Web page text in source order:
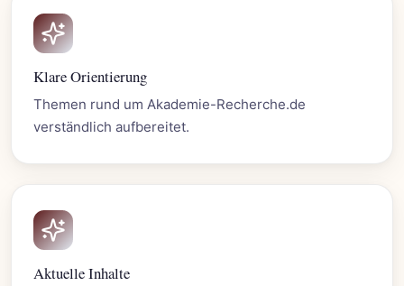
Klare Orientierung
Themen rund um Akademie-Recherche.de
verständlich aufbereitet.
Aktuelle Inhalte